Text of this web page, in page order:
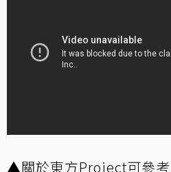
▲關於東方Project可參考